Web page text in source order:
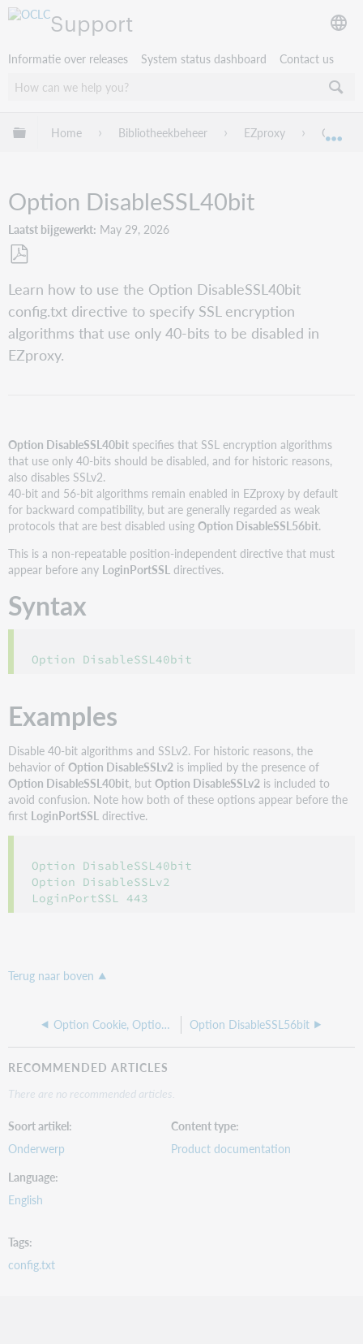
Support
Informatie over releases System status dashboard Contact us
Mondiale hiërarchie uitvouwen / samenvouwen
Home Bibliotheekbeheer EZproxy
Option DisableSSL40bit
Laatst bijgewerkt May 29, 2026
als
pdf
Learn how to use the Option DisableSSL40bit
config.txt directive to specify SSL encryption
algorithms that use only 40-bits to be disabled in
EZproxy.
Option DisableSSL40bit specifies that SSL encryption algorithms
that use only 40-bits should be disabled, and for historic reasons,
also disables SSLv2.
40-bit and 56-bit algorithms remain enabled in EZproxy by default
for backward compatibility, but are generally regarded as weak
protocols that are best disabled usingOption DisableSSL56bit.
This is a non-repeatable position-independent directive that must
appear before any LoginPortSSL directives.
Syntax
Option DisableSSL40bit
Examples
Disable 40-bit algorithms and SSLv2. For historic reasons, the
behavior ofOption DisableSSLv2 is implied by the presence of
Option DisableSSL40bit, butOption DisableSSLv2 is included to
avoid confusion. Note how both of these options appear before the
first LoginPortSSL directive.
Option DisableSSL40bit
Option DisableSSLv2
LoginPortSSL 443
Terug naar boven
Option Cookie, Option DomainCookieOnly, Option NoCookie, Option CookiePassThrough Option DisableSSL56bit
RECOMMENDED ARTICLES
There are no recommended articles.
Soort artikel
Onderwerp
Content type
Product documentation
Language
English
Tags
config.txt